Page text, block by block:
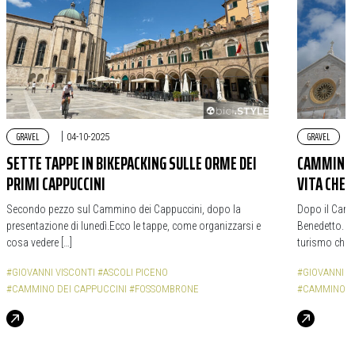
GRAVEL | 04-10-2025
SETTE TAPPE IN BIKEPACKING SULLE ORME DEI
PRIMI CAPPUCCINI
Secondo pezzo sul Cammino dei Cappuccini, dopo la
presentazione di lunedì.Ecco le tappe, come organizzarsi e
cosa vedere […]
#GIOVANNI VISCONTI #ASCOLI PICENO
#CAMMINO DEI CAPPUCCINI #FOSSOMBRONE
GRAVEL
VITA CHE
Dopo il
Benedetto.
turismo che
#GIOVANNI
#CAMMINO